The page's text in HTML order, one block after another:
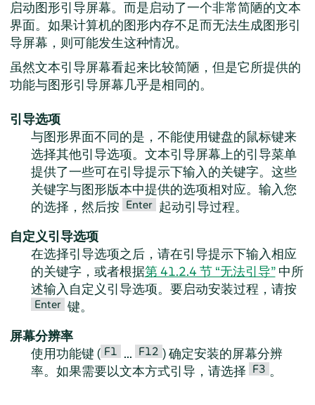
启动图形引导屏幕。而是启动了一个非常简陋的文本
界面。如果计算机的图形内存不足而无法生成图形引
导屏幕，则可能发生这种情况。
虽然文本引导屏幕看起来比较简陋，但是它所提供的
功能与图形引导屏幕几乎是相同的。
引导选项
与图形界面不同的是，不能使用键盘的鼠标键来
选择其他引导选项。文本引导屏幕上的引导菜单
提供了一些可在引导提示下输入的关键字。这些
关键字与图形版本中提供的选项相对应。输入您
的选择，然后按 Enter 起动引导过程。
自定义引导选项
在选择引导选项之后，请在引导提示下输入相应
的关键字，或者根据第 41.2.4 节 “无法引导”中所
述输入自定义引导选项。要启动安装过程，请按
Enter 键。
屏幕分辨率
使用功能键 ( F1 ... F12 ) 确定安装的屏幕分辨
率。如果需要以文本方式引导，请选择 F3 。